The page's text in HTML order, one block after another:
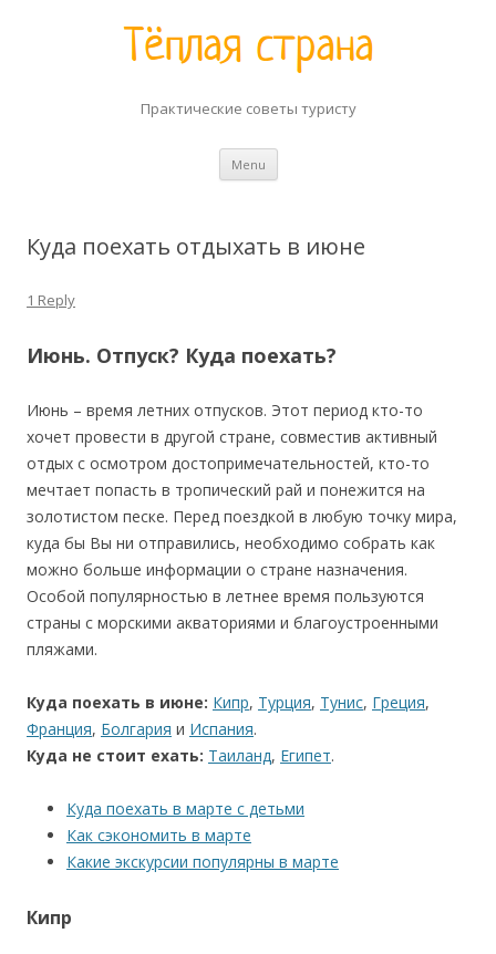
Практические советы туристу
Menu Skip to content
Куда поехать отдыхать в июне
1 Reply
Июнь. Отпуск? Куда поехать?
Июнь – время летних отпусков. Этот период кто-то
хочет провести в другой стране, совместив активный
отдых с осмотром достопримечательностей, кто-то
мечтает попасть в тропический рай и понежится на
золотистом песке. Перед поездкой в любую точку мира,
куда бы Вы ни отправились, необходимо собрать как
можно больше информации о стране назначения.
Особой популярностью в летнее время пользуются
страны с морскими акваториями и благоустроенными
пляжами.
Куда поехать в июне: Кипр, Турция, Тунис, Греция,
Франция, Болгария и Испания.
Куда не стоит ехать: Таиланд, Египет.
Куда поехать в марте с детьми
Как сэкономить в марте
Какие экскурсии популярны в марте
Кипр